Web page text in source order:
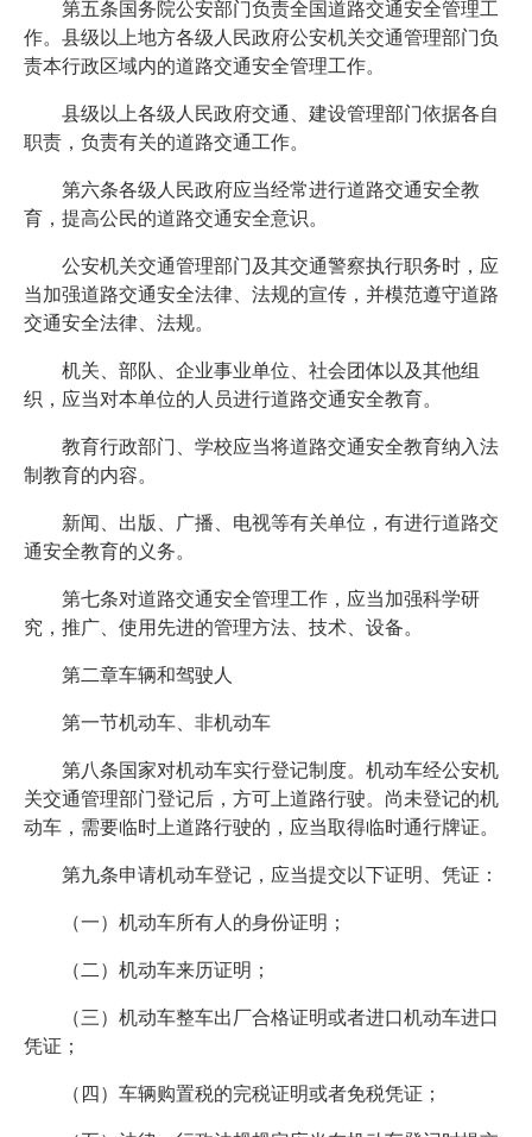
第五条国务院公安部门负责全国道路交通安全管理工
作。县级以上地方各级人民政府公安机关交通管理部门负
责本行政区域内的道路交通安全管理工作。
县级以上各级人民政府交通、建设管理部门依据各自
职责，负责有关的道路交通工作。
第六条各级人民政府应当经常进行道路交通安全教
育，提高公民的道路交通安全意识。
公安机关交通管理部门及其交通警察执行职务时，应
当加强道路交通安全法律、法规的宣传，并模范遵守道路
交通安全法律、法规。
机关、部队、企业事业单位、社会团体以及其他组
织，应当对本单位的人员进行道路交通安全教育。
教育行政部门、学校应当将道路交通安全教育纳入法
制教育的内容。
新闻、出版、广播、电视等有关单位，有进行道路交
通安全教育的义务。
第七条对道路交通安全管理工作，应当加强科学研
究，推广、使用先进的管理方法、技术、设备。
第二章车辆和驾驶人
第一节机动车、非机动车
第八条国家对机动车实行登记制度。机动车经公安机
关交通管理部门登记后，方可上道路行驶。尚未登记的机
动车，需要临时上道路行驶的，应当取得临时通行牌证。
第九条申请机动车登记，应当提交以下证明、凭证：
（一）机动车所有人的身份证明；
（二）机动车来历证明；
（三）机动车整车出厂合格证明或者进口机动车进口
凭证；
（四）车辆购置税的完税证明或者免税凭证；